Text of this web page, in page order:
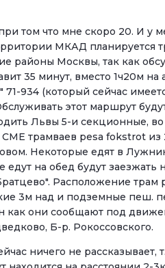
том что мне скоро 20. И у
МКАД планируется
районы Москвы, так как
35 минут, вместо 1ч20м на
934 (который сейчас
этот маршрут
Львы 5-и секционные, во
СМЕ трамваев pesa fokstrot
Некоторые едят в
на обед будут заезжать
Расположение трам
3м над и подземные пеш.
как они сообщают под
Б-р. Рокоссовского.
ничего не рассказывает,